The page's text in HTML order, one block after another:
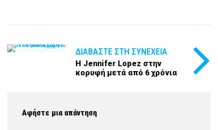
ΔΙΑΒΆΣΤΕ ΣΤΗ ΣΥΝΈΧΕΙΑ
Η Jennifer Lopez στην
κορυφή μετά από 6 χρόνια
Αφήστε μια απάντηση